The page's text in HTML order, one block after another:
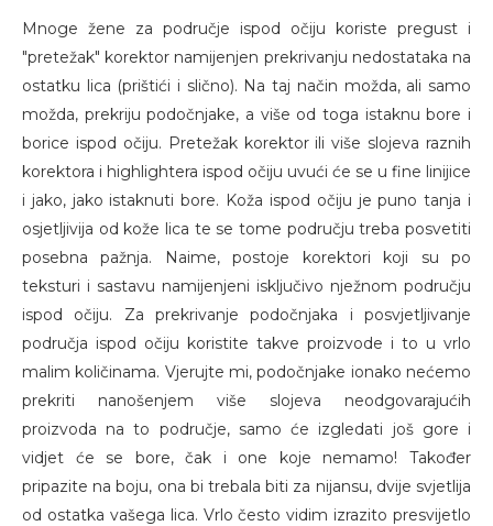
Mnoge žene za područje ispod očiju koriste pregust i
"pretežak" korektor namijenjen prekrivanju nedostataka na
ostatku lica (prištići i slično). Na taj način možda, ali samo
možda, prekriju podočnjake, a više od toga istaknu bore i
borice ispod očiju. Pretežak korektor ili više slojeva raznih
korektora i highlightera ispod očiju uvući će se u fine linijice
i jako, jako istaknuti bore. Koža ispod očiju je puno tanja i
osjetljivija od kože lica te se tome području treba posvetiti
posebna pažnja. Naime, postoje korektori koji su po
teksturi i sastavu namijenjeni isključivo nježnom području
ispod očiju. Za prekrivanje podočnjaka i posvjetljivanje
područja ispod očiju koristite takve proizvode i to u vrlo
malim količinama. Vjerujte mi, podočnjake ionako nećemo
prekriti nanošenjem više slojeva neodgovarajućih
proizvoda na to područje, samo će izgledati još gore i
vidjet će se bore, čak i one koje nemamo! Također
pripazite na boju, ona bi trebala biti za nijansu, dvije svjetlija
od ostatka vašega lica. Vrlo često vidim izrazito presvijetlo